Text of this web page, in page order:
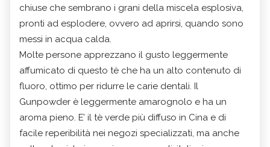
chiuse che sembrano i grani della miscela esplosiva,
pronti ad esplodere, ovvero ad aprirsi, quando sono
messi in acqua calda.
Molte persone apprezzano il gusto leggermente
affumicato di questo tè che ha un alto contenuto di
fluoro, ottimo per ridurre le carie dentali. Il
Gunpowder è leggermente amarognolo e ha un
aroma pieno. E’ il tè verde più diffuso in Cina e di
facile reperibilità nei negozi specializzati, ma anche